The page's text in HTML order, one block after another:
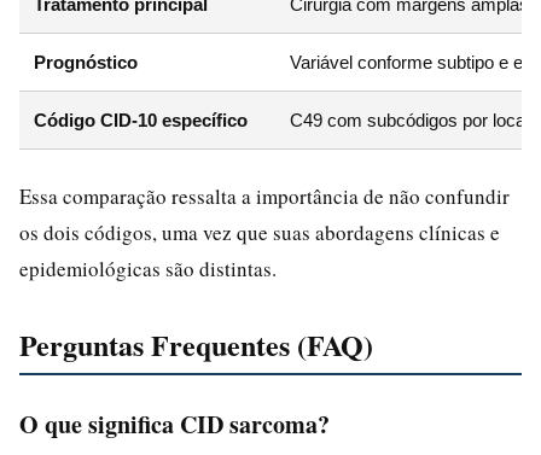
Prognóstico Variável conforme subtipo e
Código CID-10 específico C49 com subcódigos por
Essa comparação ressalta a importância de não confundir
os dois códigos, uma vez que suas abordagens clínicas e
epidemiológicas são distintas.
Perguntas Frequentes (FAQ)
O que significa CID sarcoma?